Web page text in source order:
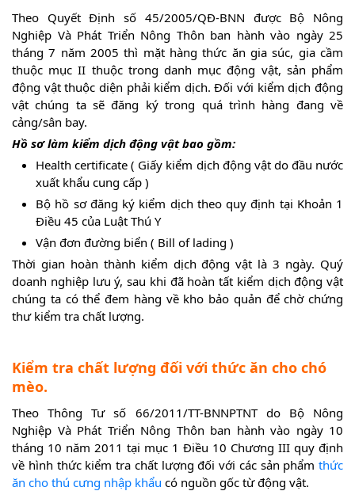
Theo Quyết Định số 45/2005/QĐ-BNN được Bộ Nông
Nghiệp Và Phát Triển Nông Thôn ban hành vào ngày 25
tháng 7 năm 2005 thì mặt hàng thức ăn gia súc, gia cầm
thuộc mục II thuộc trong danh mục động vật, sản phẩm
động vật thuộc diện phải kiểm dịch. Đối với kiểm dịch động
vật chúng ta sẽ đăng ký trong quá trình hàng đang về
cảng/sân bay.
Hồ sơ làm kiểm dịch động vật bao gồm:
Health certificate ( Giấy kiểm dịch động vật do đầu nước
xuất khẩu cung cấp )
Bộ hồ sơ đăng ký kiểm dịch theo quy định tại Khoản 1
Điều 45 của Luật Thú Y
Vận đơn đường biển ( Bill of lading )
Thời gian hoàn thành kiểm dịch động vật là 3 ngày. Quý
doanh nghiệp lưu ý, sau khi đã hoàn tất kiểm dịch động vật
chúng ta có thể đem hàng về kho bảo quản để chờ chứng
thư kiểm tra chất lượng.
Kiểm tra chất lượng đối với thức ăn cho chó
mèo.
Theo Thông Tư số 66/2011/TT-BNNPTNT do Bộ Nông
Nghiệp Và Phát Triển Nông Thôn ban hành vào ngày 10
tháng 10 năm 2011 tại mục 1 Điều 10 Chương III quy định
về hình thức kiểm tra chất lượng đối với các sản phẩm thức
ăn cho thú cưng nhập khẩu có nguồn gốc từ động vật.